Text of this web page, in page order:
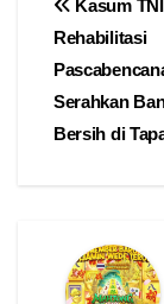
pos
Kasum
Rehabilitasi
Serahkan
Bersih di